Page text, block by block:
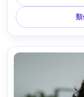
填;Sony A7IV、
元のフレーミング、
い映画のようなカラ